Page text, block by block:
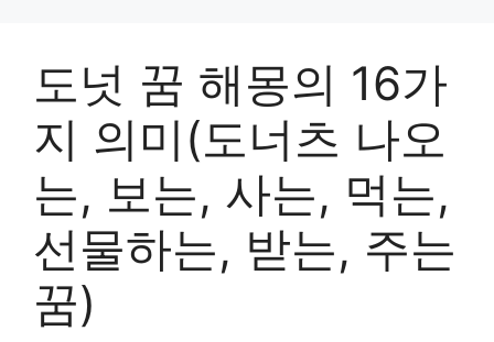
도넛 꿈 해몽의 16가
지 의미(도너츠 나오
는, 보는, 사는, 먹는,
선물하는, 받는, 주는
꿈)